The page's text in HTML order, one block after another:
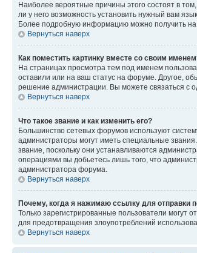
Наиболее вероятные причины этого состоят в
ли у него возможность установить нужный вам
Более подробную информацию можно получить на
Вернуться наверх
Как поместить картинку вместе со своим
На страницах просмотра тем под именем
оставили или на ваш статус на форуме. Другое,
решение администрации. Вы можете связаться с
Вернуться наверх
Что такое звание и как изменить его?
Большинство сетевых форумов используют
администраторы могут иметь специальные
звание, поскольку они устанавливаются
операциями вы добьетесь лишь того, что
администратора форума.
Вернуться наверх
Почему, когда я нажимаю ссылку для отправки
Только зарегистрированные пользователи
для предотвращения злоупотреблений
Вернуться наверх